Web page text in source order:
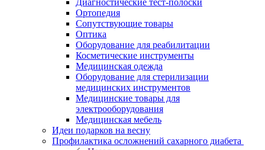
Диагностические тест-полоски
Ортопедия
Сопутствующие товары
Оптика
Оборудование для реабилитации
Косметические инструменты
Медицинская одежда
Оборудование для стерилизации
медицинских инструментов
Медицинские товары для
электрооборудования
Медицинская мебель
Идеи подарков на весну
Профилактика осложнений сахарного диабета